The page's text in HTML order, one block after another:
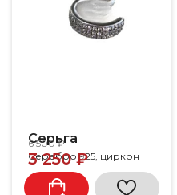
Серьга
Серебро 925, циркон
6 500 ₽
3 250 ₽